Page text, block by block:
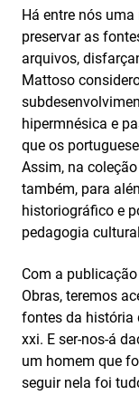
Há entre nós
preservar as
arquivos,
Mattoso
hipermnésica e
que os
Assim, na
também, para
historiográfico e
pedagogia
Com a
Obras, teremos
fontes da história
xxi. E ser-nos-á
um homem que
seguir nela foi